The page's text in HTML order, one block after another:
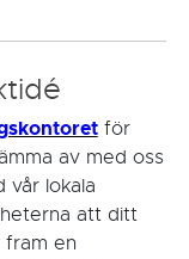
för
av med oss
vår lokala
att ditt
en